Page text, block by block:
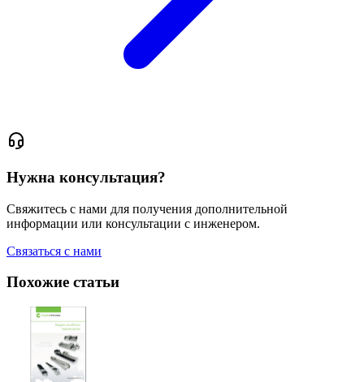
Нужна консультация?
Свяжитесь с нами для получения дополнительной
информации или консультации с инженером.
Связаться с нами
Похожие статьи